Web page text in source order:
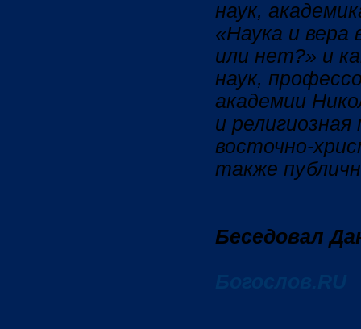
наук,
«Наука и
или нет?» и
наук,
академии
и
восточно-
также
Беседовал